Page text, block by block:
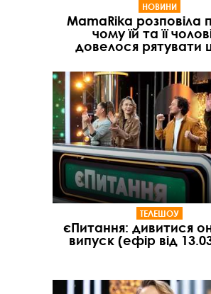
НОВИНИ
MamaRika розповіла
чому їй та її
довелося рятувати
ТЕЛЕШОУ
єПитання: дивитися
випуск (ефір від